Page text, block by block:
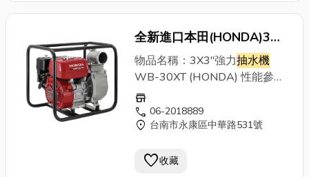
全新進口本田(HONDA)3英
吋強力抽水機WB-30XT(免
運費)~(原裝進口引擎)
物品名稱：3X3"強力抽水機
WB-30XT (HONDA) 性能參數
引擎種類：氣冷式四行程引擎最
大出量：1000Liter/min
全 揚 程：32出 力：
3.8L使用燃料：95無鉛汽油機
store
call 06-2018889
location_on 台南市永康區中華路531號
favorite收藏